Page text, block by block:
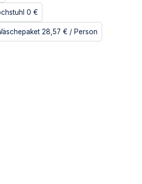
0 €
28,57 € / Person